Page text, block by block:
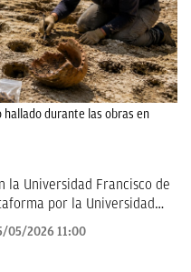
hallado durante las obras en
la Universidad Francisco de
por la Universidad
en CNN y ABC.
05/2026 11:00